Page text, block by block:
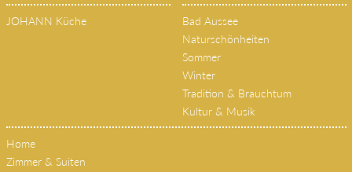
JOHANN Küche
Bad Aussee
Naturschönheiten
Sommer
Winter
Tradition & Brauchtum
Kultur & Musik
Home
Zimmer & Suiten